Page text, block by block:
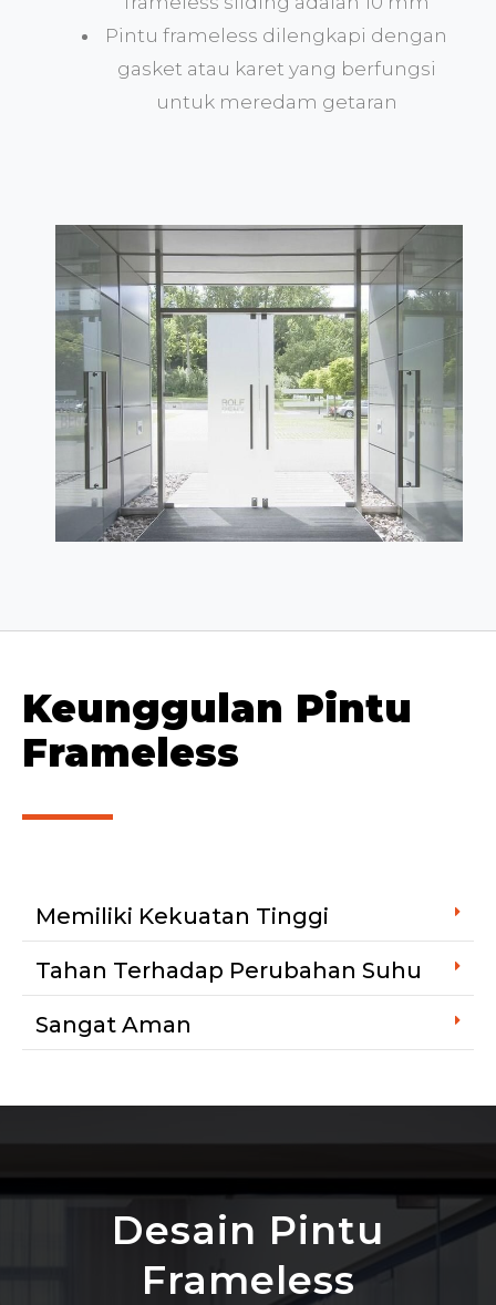
Pintu frameless dilengkapi dengan
gasket atau karet yang berfungsi
untuk meredam getaran
Keunggulan Pintu
Frameless
Memiliki Kekuatan Tinggi
Tahan Terhadap Perubahan Suhu
Sangat Aman
Desain Pintu
Frameless